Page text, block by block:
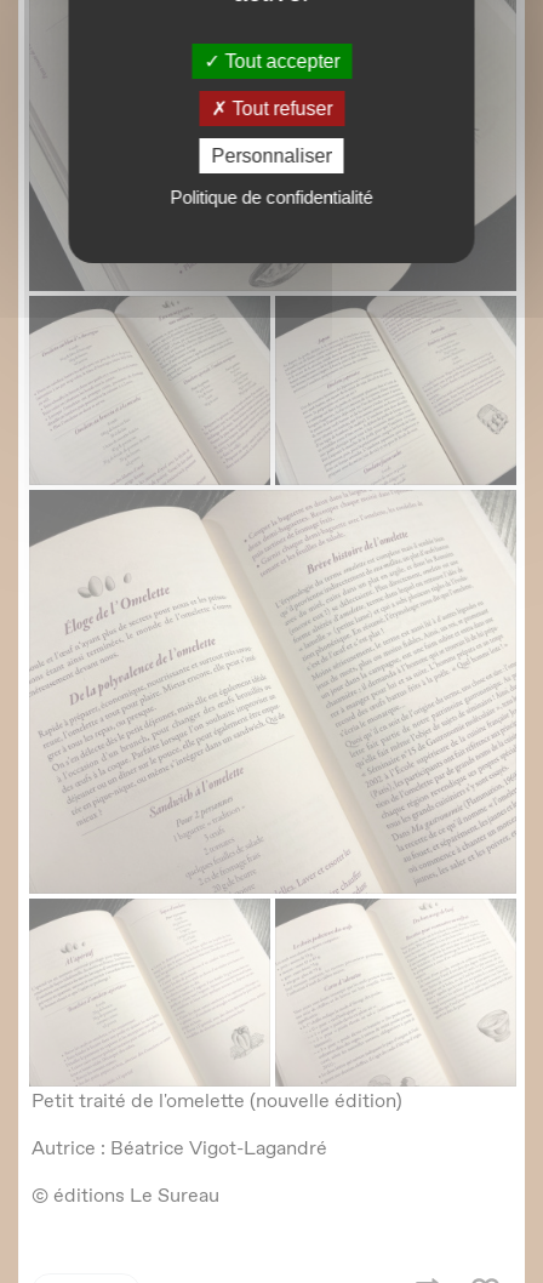
Tout accepter
Tout refuser
Personnaliser
Politique de confidentialité